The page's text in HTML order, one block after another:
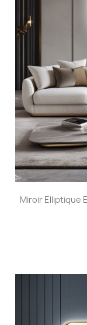
Miroir Elliptique